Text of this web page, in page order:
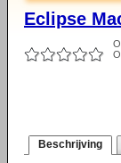
Eclipse
Beschrijving